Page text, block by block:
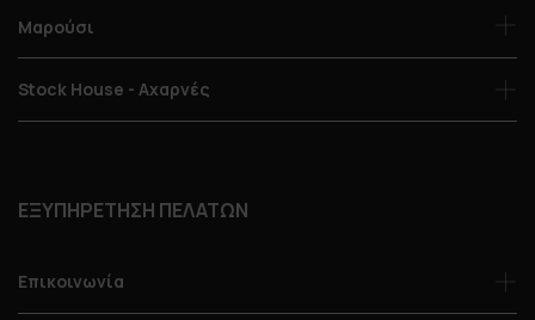
Μαρούσι
Stock House - Αχαρνές
ΕΞΥΠΗΡΕΤΗΣΗ ΠΕΛΑΤΩΝ
Επικοινωνία